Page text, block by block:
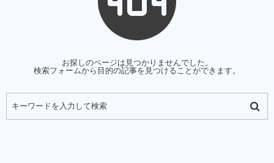
お探しのページは見つかりませんでした。
検索フォームから目的の記事を見つけることができます。